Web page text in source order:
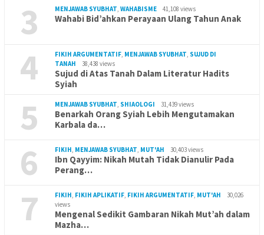
3 MENJAWAB SYUBHAT, WAHABISME 41,108 views
Wahabi Bid’ahkan Perayaan Ulang Tahun Anak
4 FIKIH ARGUMENTATIF, MENJAWAB SYUBHAT, SUJUD DI
TANAH
38,438 views
Sujud di Atas Tanah Dalam Literatur Hadits
Syiah
5 MENJAWAB SYUBHAT, SHIAOLOGI 31,439 views
Benarkah Orang Syiah Lebih Mengutamakan
Karbala da…
6 FIKIH, MENJAWAB SYUBHAT, MUT'AH 30,403 views
Ibn Qayyim: Nikah Mutah Tidak Dianulir Pada
Perang…
7 FIKIH, FIKIH APLIKATIF, FIKIH ARGUMENTATIF, MUT'AH
30,026
views
Mengenal Sedikit Gambaran Nikah Mut’ah dalam
Mazha…